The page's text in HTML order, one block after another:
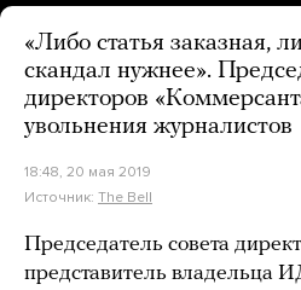
«Либо статья заказная,
скандал нужнее».
директоров
увольнения журналистов
18:48, 20 мая 2019
Источник: The Bell
Председатель совета
представитель владельца